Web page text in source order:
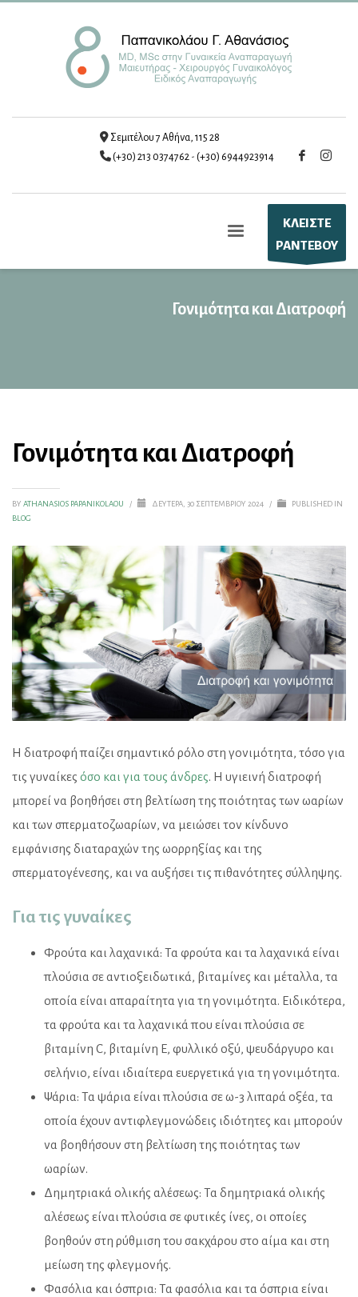
Σεμιτέλου 7 Αθήνα, 115 28
(+30) 213 0374762 - (+30) 6944923914
ΚΛΕΙΣΤΕ
ΡΑΝΤΕΒΟΥ
Γονιμότητα και Διατροφή
Γονιμότητα και Διατροφή
BY ATHANASIOS PAPANIKOLAOU / ΔΕΥΤΈΡΑ, 30 ΣΕΠΤΕΜΒΡΊΟΥ 2024 /
PUBLISHED IN
BLOG
Η διατροφή παίζει σημαντικό ρόλο στη γονιμότητα, τόσο για
τις γυναίκες όσο και για τους άνδρες. Η υγιεινή διατροφή
μπορεί να βοηθήσει στη βελτίωση της ποιότητας των ωαρίων
και των σπερματοζωαρίων, να μειώσει τον κίνδυνο
εμφάνισης διαταραχών της ωορρηξίας και της
σπερματογένεσης, και να αυξήσει τις πιθανότητες σύλληψης.
Για τις γυναίκες
Φρούτα και λαχανικά: Τα φρούτα και τα λαχανικά είναι
πλούσια σε αντιοξειδωτικά, βιταμίνες και μέταλλα, τα
οποία είναι απαραίτητα για τη γονιμότητα. Ειδικότερα,
τα φρούτα και τα λαχανικά που είναι πλούσια σε
βιταμίνη C, βιταμίνη Ε, φυλλικό οξύ, ψευδάργυρο και
σελήνιο, είναι ιδιαίτερα ευεργετικά για τη γονιμότητα.
Ψάρια: Τα ψάρια είναι πλούσια σε ω-3 λιπαρά οξέα, τα
οποία έχουν αντιφλεγμονώδεις ιδιότητες και μπορούν
να βοηθήσουν στη βελτίωση της ποιότητας των
ωαρίων.
Δημητριακά ολικής αλέσεως: Τα δημητριακά ολικής
αλέσεως είναι πλούσια σε φυτικές ίνες, οι οποίες
βοηθούν στη ρύθμιση του σακχάρου στο αίμα και στη
μείωση της φλεγμονής.
Φασόλια και όσπρια: Τα φασόλια και τα όσπρια είναι